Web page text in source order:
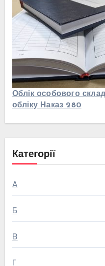
Облік особового
обліку Наказ 280
Категорії
А
Б
В
Г